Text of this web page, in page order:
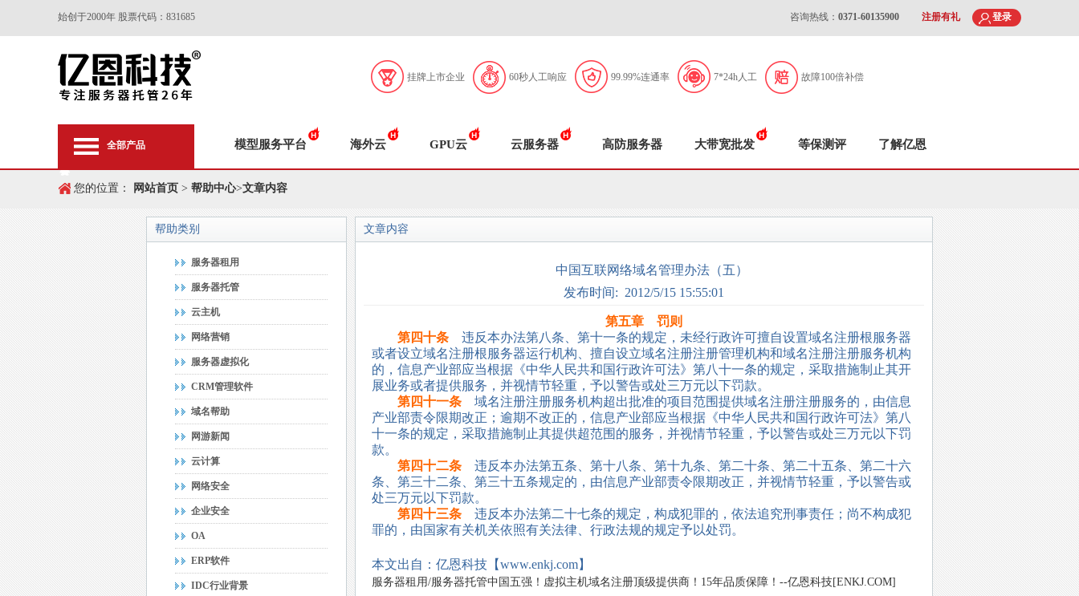
始创于2000年 股票代码：831685 咨询热线： 0371-60135900 注册有礼 登录
挂牌上市企业 60秒人工响应 99.99%连通率 7*24h人工 故障100倍补偿
全部产品 模型服务平台 海外云 GPU云 云服务器 高防服务器 大带宽批发 等保测评 了解亿恩
您的位置： 网站首页 > 帮助中心>文章内容
帮助类别
服务器租用
服务器托管
云主机
网络营销
服务器虚拟化
CRM管理软件
域名帮助
网游新闻
云计算
网络安全
企业安全
OA
ERP软件
IDC行业背景
文章内容
中国互联网络域名管理办法（五）
发布时间: 2012/5/15 15:55:01
第五章 罚则
第四十条 违反本办法第八条、第十一条的规定，未经行政许可擅自设置域名注册根服务器
或者设立域名注册根服务器运行机构、擅自设立域名注册注册管理机构和域名注册注册服务机构
的，信息产业部应当根据《中华人民共和国行政许可法》第八十一条的规定，采取措施制止其开
展业务或者提供服务，并视情节轻重，予以警告或处三万元以下罚款。
第四十一条 域名注册注册服务机构超出批准的项目范围提供域名注册注册服务的，由信息
产业部责令限期改正；逾期不改正的，信息产业部应当根据《中华人民共和国行政许可法》第八
十一条的规定，采取措施制止其提供超范围的服务，并视情节轻重，予以警告或处三万元以下罚
款。
第四十二条 违反本办法第五条、第十八条、第十九条、第二十条、第二十五条、第二十六
条、第三十二条、第三十五条规定的，由信息产业部责令限期改正，并视情节轻重，予以警告或
处三万元以下罚款。
第四十三条 违反本办法第二十七条的规定，构成犯罪的，依法追究刑事责任；尚不构成犯
罪的，由国家有关机关依照有关法律、行政法规的规定予以处罚。
本文出自：亿恩科技【www.enkj.com】
服务器租用/服务器托管中国五强！虚拟主机域名注册顶级提供商！15年品质保障！--亿恩科技[ENKJ.COM]